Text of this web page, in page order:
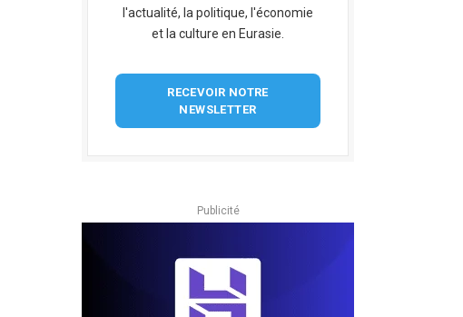
l'actualité, la politique, l'économie
et la culture en Eurasie.
RECEVOIR NOTRE
NEWSLETTER
Publicité